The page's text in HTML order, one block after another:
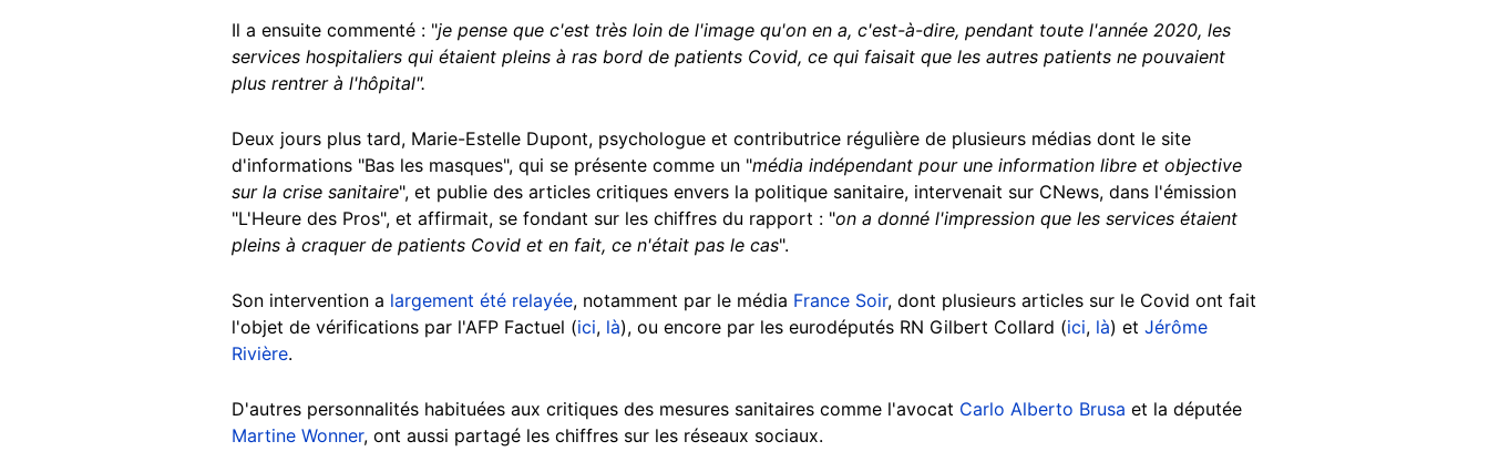
Il a ensuite commenté : "je pense que c'est très loin de l'image qu'on en a, c'est-à-dire, pendant toute l'année 2020, les
services hospitaliers qui étaient pleins à ras bord de patients Covid, ce qui faisait que les autres patients ne pouvaient
plus rentrer à l'hôpital".
Deux jours plus tard, Marie-Estelle Dupont, psychologue et contributrice régulière de plusieurs médias dont le site
d'informations "Bas les masques", qui se présente comme un "média indépendant pour une information libre et objective
sur la crise sanitaire", et publie des articles critiques envers la politique sanitaire, intervenait sur CNews, dans l'émission
"L'Heure des Pros", et affirmait, se fondant sur les chiffres du rapport : "on a donné l'impression que les services étaient
pleins à craquer de patients Covid et en fait, ce n'était pas le cas".
Son intervention a largement été relayée, notamment par le média France Soir, dont plusieurs articles sur le Covid ont fait
l'objet de vérifications par l'AFP Factuel (ici, là), ou encore par les eurodéputés RN Gilbert Collard (ici, là) et Jérôme
Rivière.
D'autres personnalités habituées aux critiques des mesures sanitaires comme l'avocat Carlo Alberto Brusa et la députée
Martine Wonner, ont aussi partagé les chiffres sur les réseaux sociaux.